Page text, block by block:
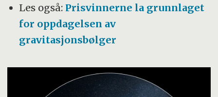
Les også: Prisvinnerne la grunnlaget
for oppdagelsen av
gravitasjonsbølger